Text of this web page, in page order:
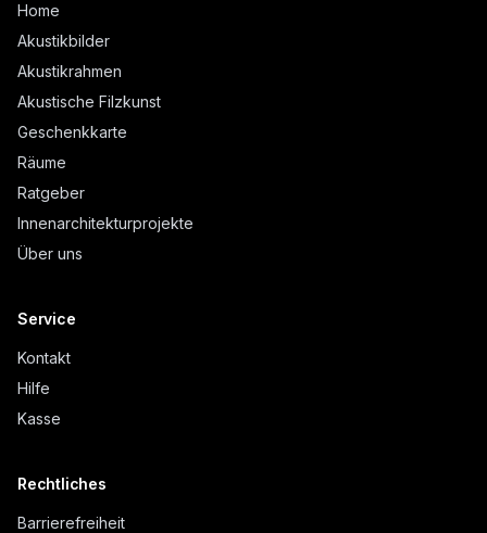
Home
Akustikbilder
Akustikrahmen
Akustische Filzkunst
Geschenkkarte
Räume
Ratgeber
Innenarchitekturprojekte
Über uns
Service
Kontakt
Hilfe
Kasse
Rechtliches
Barrierefreiheit